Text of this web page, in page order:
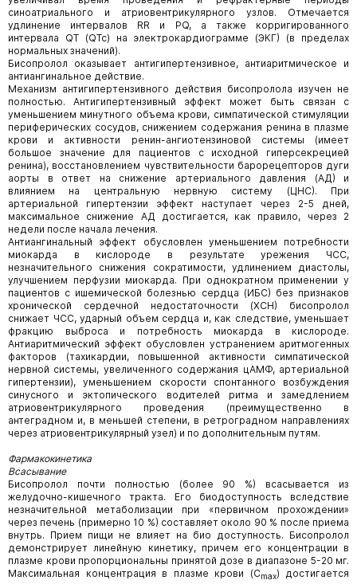
синоатриального и атриовентрикулярного узлов. Отмечается
удлинение интервалов RR и PQ, а также корригированного
интервала QT (QTc) на электрокардиограмме (ЭКГ) (в пределах
нормальных значений).
Бисопролол оказывает антигипертензивное, антиаритмическое и
антиангинальное действие.
Механизм антигипертензивного действия бисопролола изучен не
полностью. Антигипертензивный эффект может быть связан с
уменьшением минутного объема крови, симпатической стимуляции
периферических сосудов, снижением содержания ренина в плазме
крови и активности ренин-ангиотензиновой системы (имеет
большое значение для пациентов с исходной гиперсекрецией
ренина), восстановлением чувствительности барорецепторов дуги
аорты в ответ на снижение артериального давления (АД) и
влиянием на центральную нервную систему (ЦНС). При
артериальной гипертензии эффект наступает через 2-5 дней,
максимальное снижение АД достигается, как правило, через 2
недели после начала лечения.
Антиангинальный эффект обусловлен уменьшением потребности
миокарда в кислороде в результате урежения ЧСС,
незначительного снижения сократимости, удлинением диастолы,
улучшением перфузии миокарда. При однократном применении у
пациентов с ишемической болезнью сердца (ИБС) без признаков
хронической сердечной недостаточности (ХСН) бисопролол
снижает ЧСС, ударный объем сердца и, как следствие, уменьшает
фракцию выброса и потребность миокарда в кислороде.
Антиаритмический эффект обусловлен устранением аритмогенных
факторов (тахикардии, повышенной активности симпатической
нервной системы, увеличенного содержания цАМФ, артериальной
гипертензии), уменьшением скорости спонтанного возбуждения
синусного и эктопического водителей ритма и замедлением
атриовентрикулярного проведения (преимущественно в
антеградном и, в меньшей степени, в ретроградном направлениях
через атриовентрикулярный узел) и по дополнительным путям.
Фармакокинетика
Всасывание
Бисопролол почти полностью (более 90 %) всасывается из
желудочно-кишечного тракта. Его биодоступность вследствие
незначительной метаболизации при «первичном прохождении»
через печень (примерно 10 %) составляет около 90 % после приема
внутрь. Прием пищи не влияет на био доступность. Бисопролол
демонстрирует линейную кинетику, причем его концентрации в
плазме крови пропорциональны принятой дозе в диапазоне 5-20 мг.
Максимальная концентрация в плазме крови (Сmах) достигается